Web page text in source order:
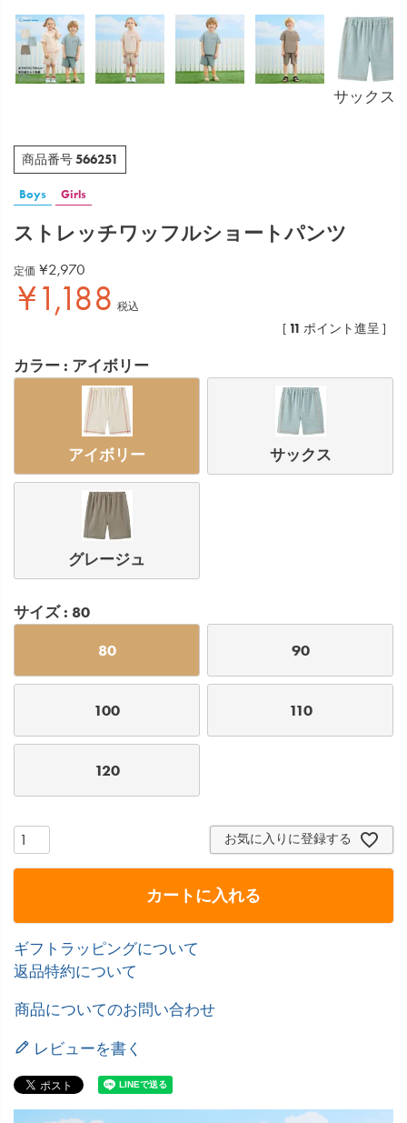
サックス
商品番号566251
Boys Girls
ストレッチワッフルショートパンツ
定価 ¥2,970
¥1,188 税込
[ 11 ポイント進呈 ]
カラー アイボリー
アイボリー サックス
グレージュ
サイズ 80
80 90
100 110
120
お気に入りに登録する
カートに入れる
ギフトラッピングについて
返品特約について
商品についてのお問い合わせ
レビューを書く